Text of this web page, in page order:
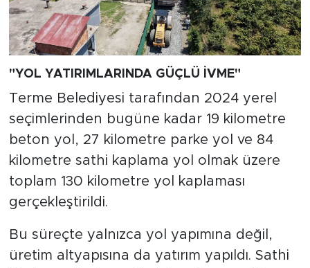
"YOL YATIRIMLARINDA GÜÇLÜ İVME"
Terme Belediyesi tarafından 2024 yerel
seçimlerinden bugüne kadar 19 kilometre
beton yol, 27 kilometre parke yol ve 84
kilometre sathi kaplama yol olmak üzere
toplam 130 kilometre yol kaplaması
gerçekleştirildi.
Bu süreçte yalnızca yol yapımına değil,
üretim altyapısına da yatırım yapıldı. Sathi